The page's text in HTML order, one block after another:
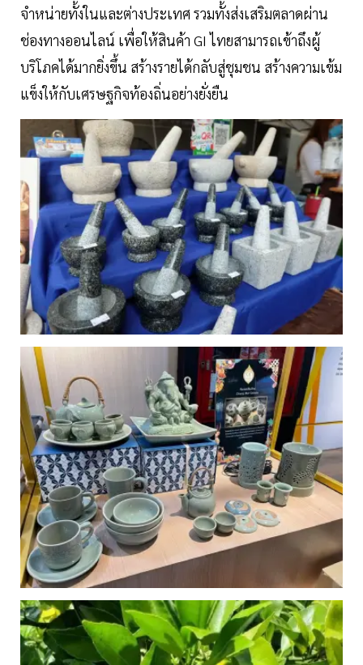
จำหน่ายทั้งในและต่างประเทศ รวมทั้งส่งเสริมตลาดผ่าน
ช่องทางออนไลน์ เพื่อให้สินค้า GI ไทยสามารถเข้าถึงผู้
บริโภคได้มากยิ่งขึ้น สร้างรายได้กลับสู่ชุมชน สร้างความเข้ม
แข็งให้กับเศรษฐกิจท้องถิ่นอย่างยั่งยืน